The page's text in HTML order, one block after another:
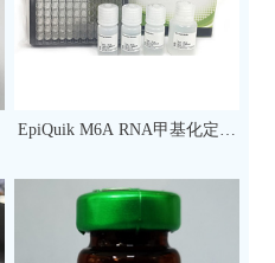
EpiQuik M6A RNA甲基化定量
次）